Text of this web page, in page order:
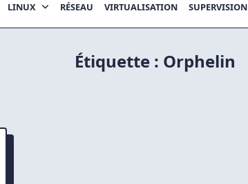
LINUX RÉSEAU VIRTUALISATION SUPERVISION
Étiquette : Orphelin